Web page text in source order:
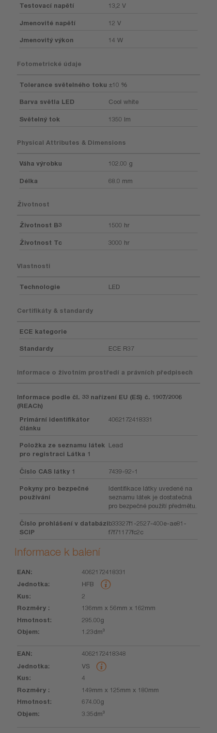
Testovací napětí 13,2 V
Jmenovité napětí 12 V
Jmenovitý výkon 14 W
Fotometrické údaje
Tolerance světelného toku ±10 %
Barva světla LED Cool white
Světelný tok 1350 lm
Physical Attributes & Dimensions
Váha výrobku 102.00 g
Délka 68.0 mm
Životnost
Životnost B3 1500 hr
Životnost Tc 3000 hr
Vlastnosti
Technologie LED
Certifikáty & standardy
ECE kategorie
Standardy ECE R37
Informace o životním prostředí a právních předpisech
Informace podle čl. 33 nařízení EU (ES) č. 1907/2006
(REACh)
Primární identifikátor
článku
4062172418331
Položka ze seznamu látek
pro registraci Látka 1
Lead
Číslo CAS látky 1 7439-92-1
Pokyny pro bezpečné
používání
Identifikace látky uvedené na
seznamu látek je dostatečná
pro bezpečné použití předmětu.
Číslo prohlášení v databázi
SCIP
b33327f1-2527-400e-ae81-
f7f71177fc2c
Informace k balení
EAN Kus Rozměry
4062172418331
HFB
2
136mm x 56mm x 162mm
295.00g
1.23dm³
4062172418348
VS
4
149mm x 125mm x 180mm
674.00g
3.35dm³